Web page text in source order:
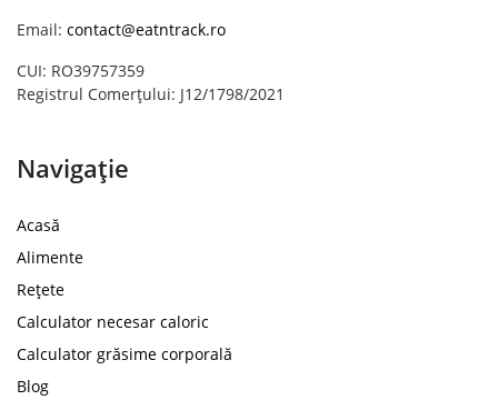
Email: contact@eatntrack.ro
CUI: RO39757359
Registrul Comerțului: J12/1798/2021
Navigație
Acasă
Alimente
Rețete
Calculator necesar caloric
Calculator grăsime corporală
Blog